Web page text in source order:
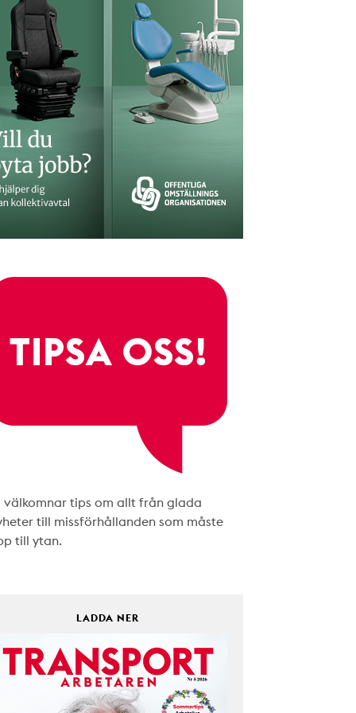
välkomnar tips om allt från glada
till missförhållanden som måste
till ytan.
LADDA NER